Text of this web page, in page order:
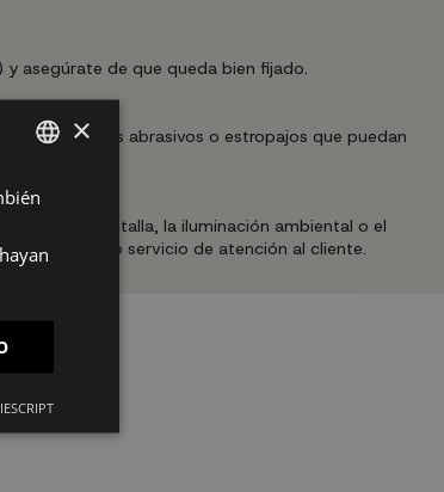
asegúrate de que queda bien fijado.
químicos abrasivos o estropajos que puedan
de la pantalla, la iluminación ambiental o el
con nuestro servicio de atención al cliente.
SPANISH
×